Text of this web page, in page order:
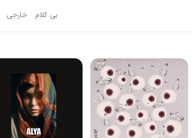
بی کلام خارجی